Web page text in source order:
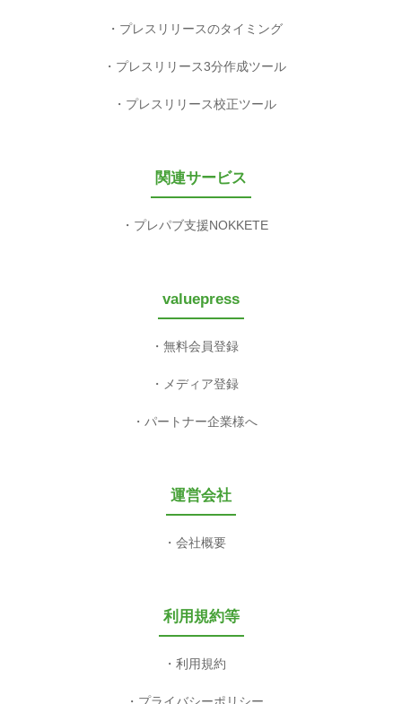
プレスリリースのタイミング
プレスリリース3分作成ツール
プレスリリース校正ツール
関連サービス
プレパブ支援NOKKETE
valuepress
無料会員登録
メディア登録
パートナー企業様へ
運営会社
会社概要
利用規約等
利用規約